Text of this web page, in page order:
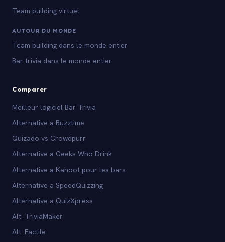
Team building virtuel
AUTOUR DU MONDE
Team building dans le monde entier
Bar trivia dans le monde entier
Comparer
Meilleur logiciel Bar Trivia
Alternative a Buzztime
Quizado vs Crowdpurr
Alternative a Geeks Who Drink
Alternative a Kahoot pour les bars
Alternative a SpeedQuizzing
Alternative a QuizXpress
Alt. TriviaMaker
Alt. Factile